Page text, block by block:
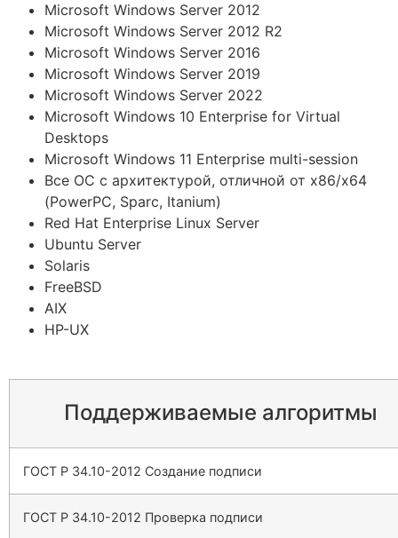
Microsoft Windows Server 2012
Microsoft Windows Server 2012 R2
Microsoft Windows Server 2016
Microsoft Windows Server 2019
Microsoft Windows Server 2022
Microsoft Windows 10 Enterprise for Virtual
Desktops
Microsoft Windows 11 Enterprise multi-session
Все ОС с архитектурой, отличной от x86/x64
(PowerPC, Sparc, Itanium)
Red Hat Enterprise Linux Server
Ubuntu Server
Solaris
FreeBSD
AIX
HP-UX
Поддерживаемые алгоритмы
ГОСТ Р 34.10-2012 Создание подписи
ГОСТ Р 34.10-2012 Проверка подписи